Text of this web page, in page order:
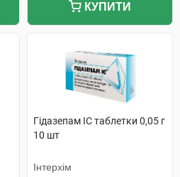
КУПИТИ
Гідазепам IC таблетки 0,05 г
10 шт
Інтерхім